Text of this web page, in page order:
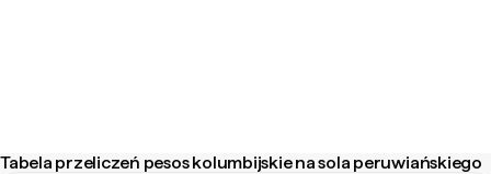
Tabela przeliczeń pesos kolumbijskie na sola peruwiańskiego